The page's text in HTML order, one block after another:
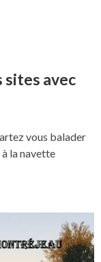
sites avec
vous balader
la navette